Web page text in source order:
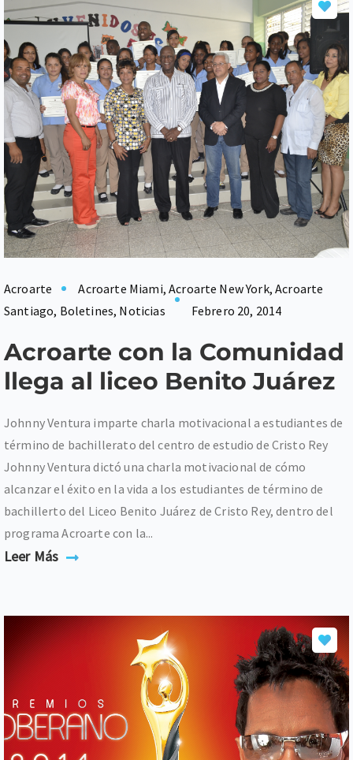
Acroarte Acroarte Miami,Acroarte New York,Acroarte
Santiago, Boletines, Noticias Febrero 20, 2014
Acroarte con la Comunidad
llega al liceo Benito Juárez
Johnny Ventura imparte charla motivacional a estudiantes de
término de bachillerato del centro de estudio de Cristo Rey
Johnny Ventura dictó una charla motivacional de cómo
alcanzar el éxito en la vida a los estudiantes de término de
bachillerto del Liceo Benito Juárez de Cristo Rey, dentro del
programa Acroarte con la...
Leer Más